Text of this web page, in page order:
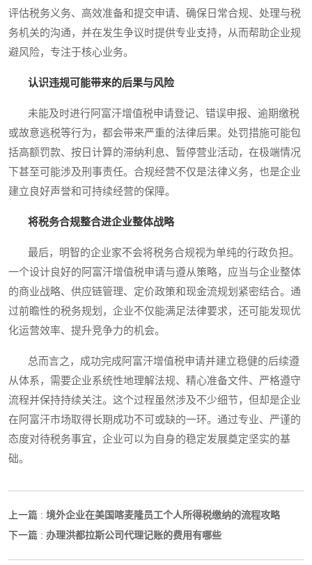
评估税务义务、高效准备和提交申请、确保日常合规、处理与税
务机关的沟通，并在发生争议时提供专业支持，从而帮助企业规
避风险，专注于核心业务。
认识违规可能带来的后果与风险
未能及时进行阿富汗增值税申请登记、错误申报、逾期缴税
或故意逃税等行为，都会带来严重的法律后果。处罚措施可能包
括高额罚款、按日计算的滞纳利息、暂停营业活动，在极端情况
下甚至可能涉及刑事责任。合规经营不仅是法律义务，也是企业
建立良好声誉和可持续经营的保障。
将税务合规整合进企业整体战略
最后，明智的企业家不会将税务合规视为单纯的行政负担。
一个设计良好的阿富汗增值税申请与遵从策略，应当与企业整体
的商业战略、供应链管理、定价政策和现金流规划紧密结合。通
过前瞻性的税务规划，企业不仅能满足法律要求，还可能发现优
化运营效率、提升竞争力的机会。
总而言之，成功完成阿富汗增值税申请并建立稳健的后续遵
从体系，需要企业系统性地理解法规、精心准备文件、严格遵守
流程并保持持续关注。这个过程虽然涉及不少细节，但却是企业
在阿富汗市场取得长期成功不可或缺的一环。通过专业、严谨的
态度对待税务事宜，企业可以为自身的稳定发展奠定坚实的基
础。
上一篇 : 境外企业在美国喀麦隆员工个人所得税缴纳的流程攻略
下一篇 : 办理洪都拉斯公司代理记账的费用有哪些